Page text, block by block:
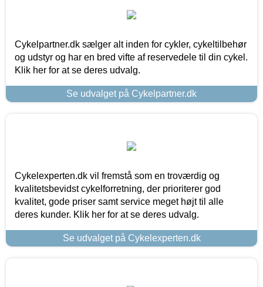
Cykelpartner.dk sælger alt inden for cykler, cykeltilbehør
og udstyr og har en bred vifte af reservedele til din cykel.
Klik her for at se deres udvalg.
Se udvalget på Cykelpartner.dk
Cykelexperten.dk vil fremstå som en troværdig og
kvalitetsbevidst cykelforretning, der prioriterer god
kvalitet, gode priser samt service meget højt til alle
deres kunder. Klik her for at se deres udvalg.
Se udvalget på Cykelexperten.dk